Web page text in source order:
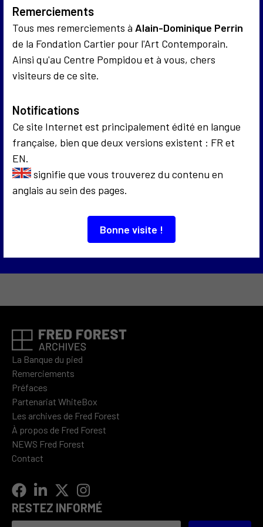
Remerciements
Tous mes remerciements à Alain-Dominique Perrin
de la Fondation Cartier pour l'Art Contemporain.
Ainsi qu'au Centre Pompidou et à vous, chers
visiteurs de ce site.
Notifications
Ce site Internet est principalement édité en langue
française, bien que deux versions existent : FR et
EN.
signifie que vous trouverez du contenu en
anglais au sein des pages.
Bonne visite !
communication qui sont apparus depuis une
cinquantaine d’années. Il est co-fondateur de trois
mouvements artistiques : ceux de l’art sociologique,
de l’esthétique de la communication et d’une éthique
dans l’art.
Il a représenté la France à la XIIème Biennale de São
Paulo - Prix de la communication - en 1973, à la
37ème Biennale de Venise en 1976, à la Documenta 6
de Kassel en 1977 et a été exposé au CENTRE
Découvrir
La Banque du pied
Remerciements
Préfaces
Partenariat WhiteBox
Les archives de Fred Forest
À propos de Fred Forest
NEWS Fred Forest
Contact
RESTEZ INFORMÉ